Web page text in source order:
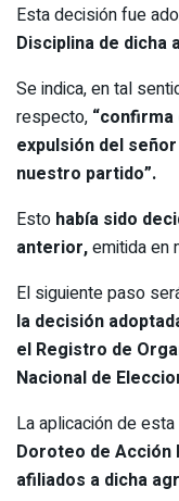
Esta decisión fue
Disciplina de dicha
Se indica, en tal
respecto,
expulsión del
nuestro partido”.
Esto había sido
anterior,emitida en
El siguiente paso
la decisión
el Registro de
Nacional de
La aplicación de
Doroteo de Acción
afiliados a dicha